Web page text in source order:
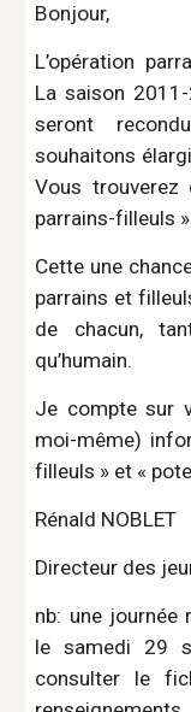
Bonjour,
L’opération
La saison
seront
souhaitons
Vous
parrains-filleuls
Cette une
parrains et
de chacun,
qu’humain.
Je compte sur
moi-même)
filleuls » et «
Rénald NOBLET
Directeur des
nb: une journée
le samedi 29
consulter le